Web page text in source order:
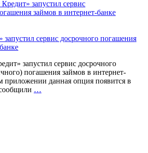
запустил сервис досрочного погашения
запустил сервис досрочного
погашения займов в интернет-
приложении данная опция появится в
…